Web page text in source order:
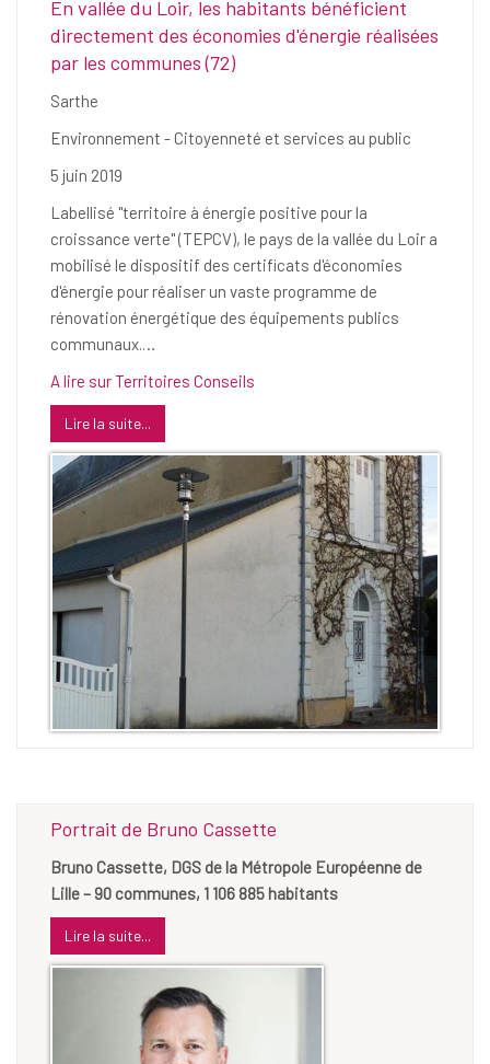
En vallée du Loir, les habitants bénéficient
directement des économies d'énergie réalisées
par les communes (72)
Sarthe
Environnement - Citoyenneté et services au public
5 juin 2019
Labellisé "territoire à énergie positive pour la
croissance verte" (TEPCV), le pays de la vallée du Loir a
mobilisé le dispositif des certificats d'économies
d'énergie pour réaliser un vaste programme de
rénovation énergétique des équipements publics
communaux.…
A lire sur Territoires Conseils
Lire la suite...
Portrait de Bruno Cassette
Bruno Cassette, DGS de la Métropole Européenne de
Lille – 90 communes, 1 106 885 habitants
Lire la suite...